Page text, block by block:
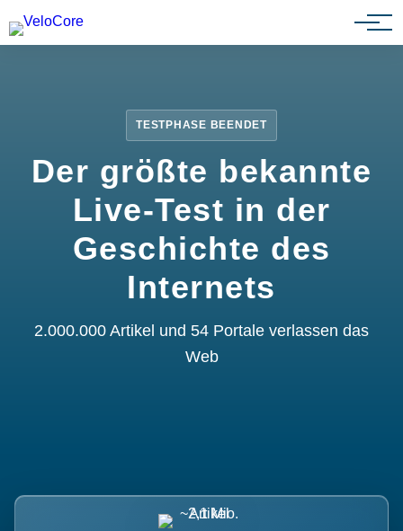
Partnerprogramm
TESTPHASE BEENDET
Der größte bekannte
Live-Test in der
Geschichte des
Internets
2.000.000 Artikel und 54 Portale verlassen das
Web